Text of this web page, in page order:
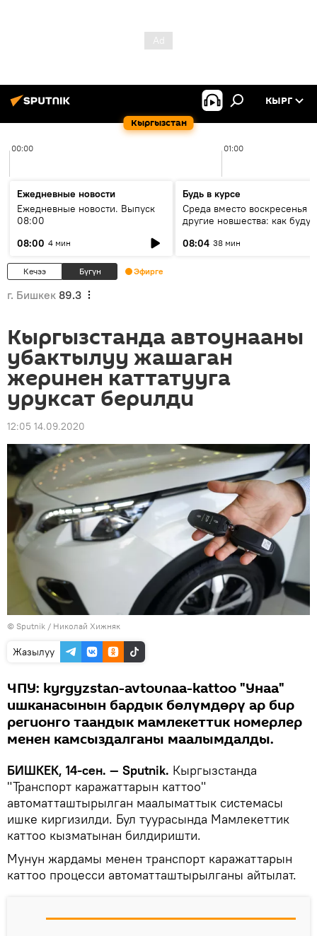
Кыргызстан
КЫРГ
00:00 01:00
Ежедневные новости
Ежедневные новости. Выпуск
08:00
08:00 4 мин
Будь в курсе
Среда вместо воскресенья и
другие новшества: как будут
08:04 38 мин
Кечээ Бүгүн Эфирге
г. Бишкек 89.3
Кыргызстанда автоунааны
убактылуу жашаган
жеринен каттатууга
уруксат берилди
12:05 14.09.2020
© Sputnik / Николай Хижняк
Жазылуу
ЧПУ: kyrgyzstan-avtounaa-kattoo "Унаа"
ишканасынын бардык бөлүмдөрү ар бир
регионго таандык мамлекеттик номерлер
менен камсыздалганы маалымдалды.
БИШКЕК, 14-сен. — Sputnik. Кыргызстанда
"Транспорт каражаттарын каттоо"
автоматташтырылган маалыматтык системасы
ишке киргизилди. Бул туурасында Мамлекеттик
каттоо кызматынан билдиришти.
Мунун жардамы менен транспорт каражаттарын
каттоо процесси автоматташтырылганы айтылат.